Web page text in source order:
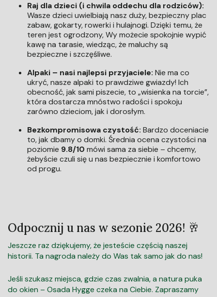
Raj dla dzieci (i chwila oddechu dla rodziców):
Wasze dzieci uwielbiają nasz duży, bezpieczny plac
zabaw, gokarty, rowerki i hulajnogi. Dzięki temu, że
teren jest ogrodzony, Wy możecie spokojnie wypić
kawę na tarasie, wiedząc, że maluchy są
bezpieczne i szczęśliwe.
Alpaki – nasi najlepsi przyjaciele: Nie ma co
ukryć, nasze alpaki to prawdziwe gwiazdy! Ich
obecność, jak sami piszecie, to „wisienka na torcie”,
która dostarcza mnóstwo radości i spokoju
zarówno dzieciom, jak i dorosłym.
Bezkompromisowa czystość: Bardzo doceniacie
to, jak dbamy o domki. Średnia ocena czystości na
poziomie 9.8/10 mówi sama za siebie – chcemy,
żebyście czuli się u nas bezpiecznie i komfortowo
od progu.
Odpocznij u nas w sezonie 2026! 🥂
Jeszcze raz dziękujemy, że jesteście częścią naszej
historii. Ta nagroda należy do Was tak samo jak do nas!
Jeśli szukasz miejsca, gdzie czas zwalnia, a natura puka
do okien – Osada Hygge czeka na Ciebie. Zapraszamy